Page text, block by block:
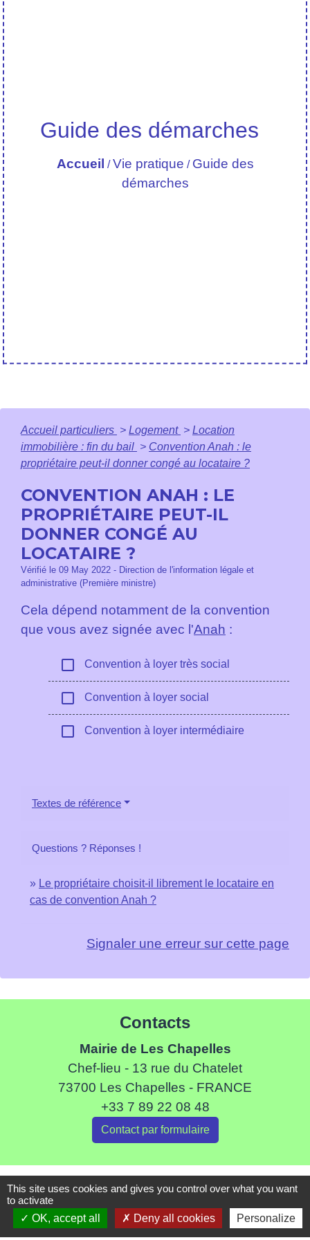
Guide des démarches
Accueil /Vie pratique / Guide des
démarches
Accueil particuliers > Logement > Location
immobilière : fin du bail > Convention Anah : le
propriétaire peut-il donner congé au locataire ?
CONVENTION ANAH : LE
PROPRIÉTAIRE PEUT-IL
DONNER CONGÉ AU
LOCATAIRE ?
Vérifié le 09 May 2022 - Direction de l'information légale et
administrative (Première ministre)
Cela dépend notamment de la convention
que vous avez signée avec l'Anah :
check_box_outline_blank Convention à loyer très social
check_box_outline_blank Convention à loyer social
check_box_outline_blank Convention à loyer intermédiaire
Textes de référence
Questions ? Réponses !
Le propriétaire choisit-il librement le locataire en
cas de convention Anah ?
Signaler une erreur sur cette page
Contacts
Mairie de Les Chapelles
Chef-lieu - 13 rue du Chatelet
73700 Les Chapelles - FRANCE
+33 7 89 22 08 48
Contact par formulaire
Liens
Communauté de Commune de Haute Tarentaise
Service Public
This site uses cookies and gives you control over what you want
to activate
OK, accept all
Deny all cookies Personalize